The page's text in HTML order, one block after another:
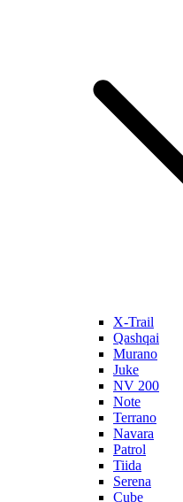
X-Trail
Qashqai
Murano
Juke
NV 200
Note
Terrano
Navara
Patrol
Tiida
Serena
Cube